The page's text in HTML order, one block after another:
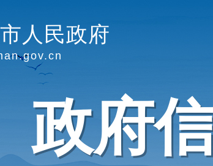
人民政府
政府